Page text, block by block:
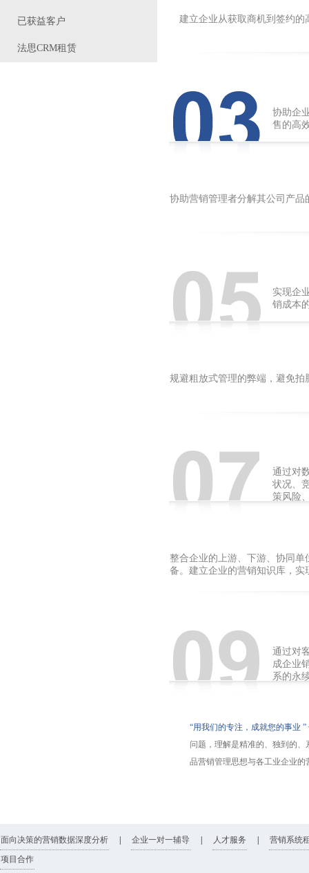
已获益客户
法思CRM租赁
建立企业从获取商机到签约
协助企
售的高
协助营销管理者分解其公司产
实现企
销成本
规避粗放式管理的弊端，避免
通过对
状况、
策风险
整合企业的上游、下游、协同
备。建立企业的营销知识库，
通过对
成企业
系的永
“用我们的专注，成就您的事业 ”
问题，理解是精准的、独到的
品营销管理思想与各工业企业
面向决策的营销数据深度分析 企业一对一辅导 人才服务
营销系统
项目合作